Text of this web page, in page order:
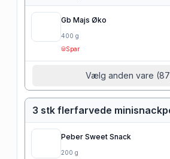
Gb Majs Øko
400 g
Spar
Vælg anden vare
3 stk flerfarvede
Peber Sweet Snack
200 g